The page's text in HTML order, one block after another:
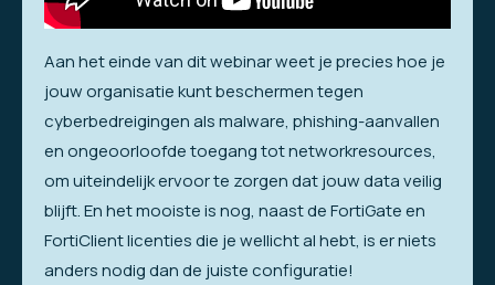
Aan het einde van dit webinar weet je precies hoe je
jouw organisatie kunt beschermen tegen
cyberbedreigingen als malware, phishing-aanvallen
en ongeoorloofde toegang tot networkresources,
om uiteindelijk ervoor te zorgen dat jouw data veilig
blijft. En het mooiste is nog, naast de FortiGate en
FortiClient licenties die je wellicht al hebt, is er niets
anders nodig dan de juiste configuratie!